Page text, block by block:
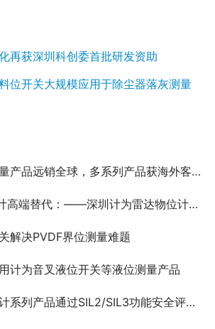
再获深圳科创委首批研发资助
位开关大规模应用于除尘器落灰测量
品远销全球，多系列产品获海外客户认可
：——深圳计为雷达物位计在泰国LPG储罐项目成功应用
解决PVDF界位测量难题
计为音叉液位开关等液位测量产品
列产品通过SIL2/SIL3功能安全评估认证